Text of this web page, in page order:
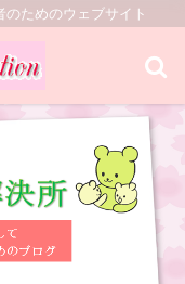
ためのウェブサイト